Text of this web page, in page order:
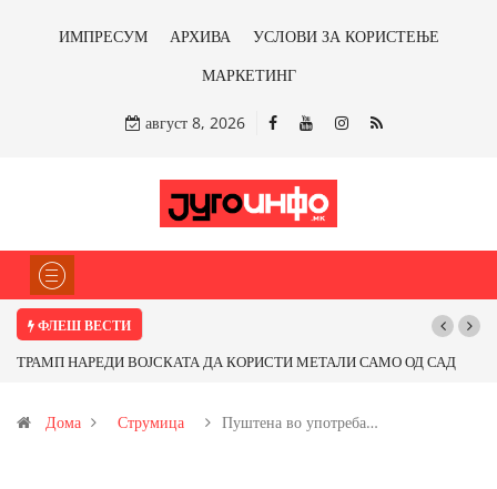
ИМПРЕСУМ АРХИВА
УСЛОВИ ЗА КОРИСТЕЊЕ
МАРКЕТИНГ
август 8, 2026
ФЛЕШ ВЕСТИ
САД
Почнува реконструкцијата на улицата „5-ти Ноември“ во Струмица
Дома Струмица Пуштена во употреба…